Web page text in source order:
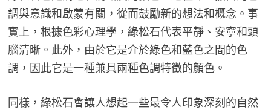
調與意識和啟蒙有關，從而鼓勵新的想法和概念。事
實上，根據色彩心理學，綠松石代表平靜、安寧和頭
腦清晰。此外，由於它是介於綠色和藍色之間的色
調，因此它是一種兼具兩種色調特徵的顏色。
同樣，綠松石會讓人想起一些最令人印象深刻的自然